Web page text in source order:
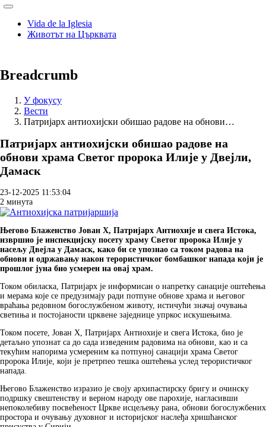
Vida de la Iglesia
Животът на Църквата
Breadcrumb
У фокусу
Вести
Патријарх антиохијски обишао радове на обнови…
Патријарх антиохијски обишао радове на
обнови храма Светог пророка Илије у Двејли,
Дамаск
23-12-2025 11:53:04
2 минута
Његово Блаженство Јован X, Патријарх Антиохије и свега Истока,
извршио је инспекцијску посету храму Светог пророка Илије у
насељу Двејла у Дамаск, како би се упознао са током радова на
обнови и одржавању након терористичког бомбашког напада који је
прошлог јуна био усмерен на овај храм.
Током обиласка, Патријарх је информисан о напретку санације оштећења
и мерама које се предузимају ради потпуне обнове храма и његовог
враћања редовном богослужбеном животу, истичући значај очувања
светиња и постојаности црквене заједнице упркос искушењима.
Током посете, Јован X, Патријарх Антиохије и свега Истока, био је
детаљно упознат са до сада изведеним радовима на обнови, као и са
текућим напорима усмереним ка потпуној санацији храма Светог
пророка Илије, који је претрпео тешка оштећења услед терористичког
напада.
Његово Блаженство изразио је своју архипастирску бригу и очинску
подршку свештенству и верном народу ове парохије, нагласивши
непоколебиву посвећеност Цркве исцељењу рана, обнови богослужбених
простора и очувању духовног и историјског наслеђа хришћанског